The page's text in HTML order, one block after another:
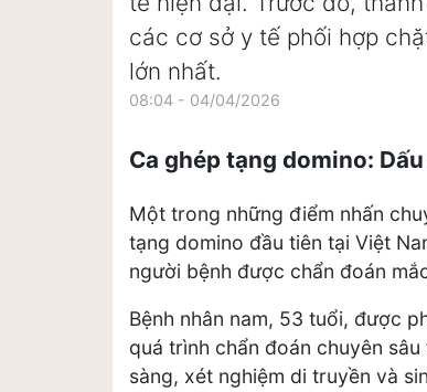
các cơ sở y tế phối hợp
lớn nhất.
08:04 - 04/04/2026
Ca ghép tạng domino:
Một trong những điểm nhấn
tạng domino đầu tiên tại Việt
người bệnh được chẩn đoán
Bệnh nhân nam, 53 tuổi, được
quá trình chẩn đoán chuyên
sàng, xét nghiệm di truyền và